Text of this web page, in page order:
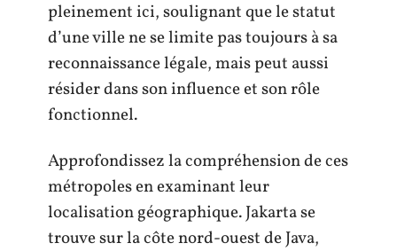
pleinement ici, soulignant que le statut
d’une ville ne se limite pas toujours à sa
reconnaissance légale, mais peut aussi
résider dans son influence et son rôle
fonctionnel.
Approfondissez la compréhension de ces
métropoles en examinant leur
localisation géographique. Jakarta se
trouve sur la côte nord-ouest de Java,